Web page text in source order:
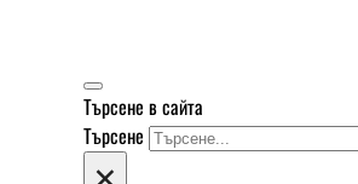
Търсене в сайта
Търсене